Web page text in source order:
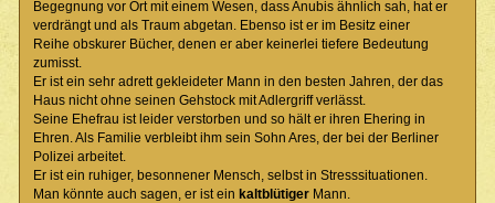
Begegnung vor Ort mit einem Wesen, dass Anubis ähnlich sah, hat er
verdrängt und als Traum abgetan. Ebenso ist er im Besitz einer
Reihe obskurer Bücher, denen er aber keinerlei tiefere Bedeutung
zumisst.
Er ist ein sehr adrett gekleideter Mann in den besten Jahren, der das
Haus nicht ohne seinen Gehstock mit Adlergriff verlässt.
Seine Ehefrau ist leider verstorben und so hält er ihren Ehering in
Ehren. Als Familie verbleibt ihm sein Sohn Ares, der bei der Berliner
Polizei arbeitet.
Er ist ein ruhiger, besonnener Mensch, selbst in Stresssituationen.
Man könnte auch sagen, er ist ein kaltblütigerMann.